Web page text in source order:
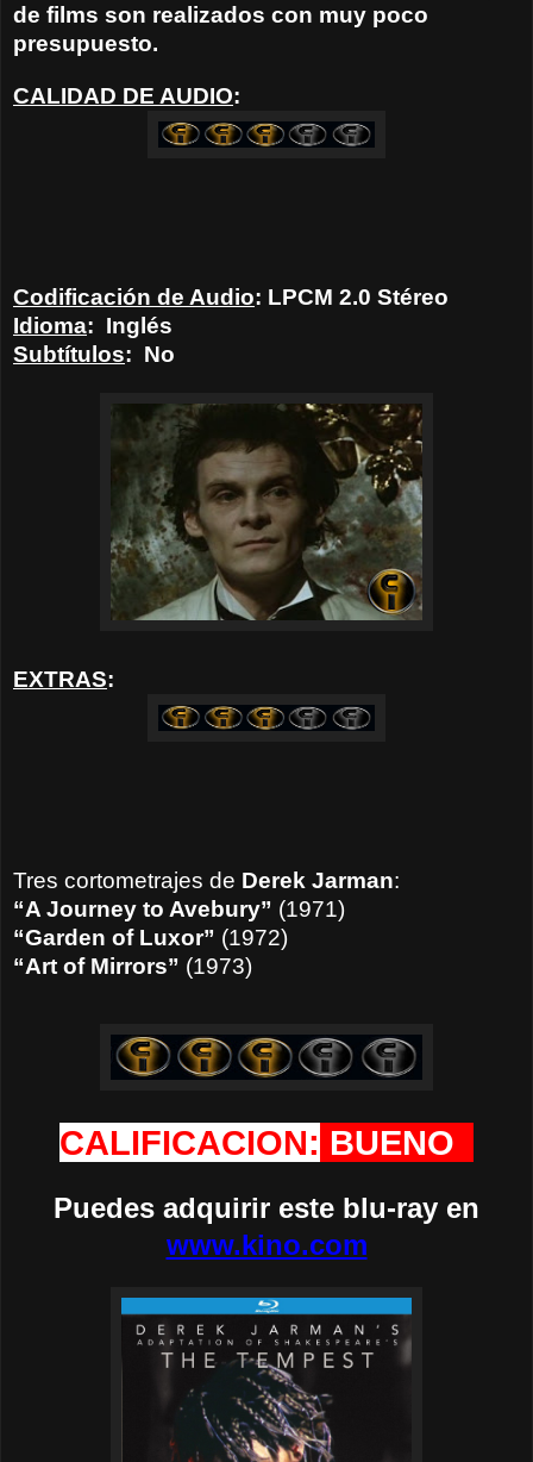
de films son realizados con muy poco
presupuesto.
CALIDAD DE AUDIO:
Codificación de Audio: LPCM 2.0 Stéreo
Idioma: Inglés
Subtítulos: No
EXTRAS:
Tres cortometrajes de Derek Jarman:
“A Journey to Avebury” (1971)
“Garden of Luxor” (1972)
“Art of Mirrors” (1973)
CALIFICACION: BUENO
Puedes adquirir este blu-ray en
www.kino.com